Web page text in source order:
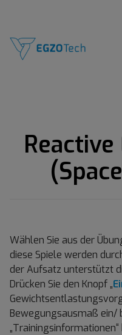
Reactive
Wählen Sie aus der
diese Spiele werden
der Aufsatz unterstützt
Drücken Sie den Knopf „
Bewegungsausmaß ein/